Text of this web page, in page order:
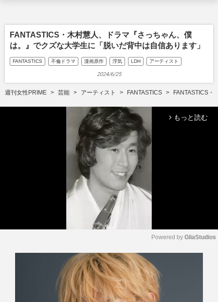
FANTASTICS・木村慧人、ドラマ『さっちゃん、僕
は。』でクズな大学生に「脱いだ背中は自信あります」
FANTASTICS 不倫ドラマ 漫画原作 浮気 LDH アーティスト
2024/6/25
週刊女性PRIME 芸能 アーティスト FANTASTICS FANTASTICS・
arrow_forward_ios もっと読む
Powered by GliaStudios